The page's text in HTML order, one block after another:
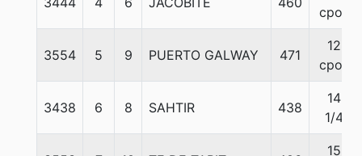
cpos
3554 5 9 PUERTO GALWAY 471
12
cpos
3438 6 8 SAHTIR 438
14
1/4
15